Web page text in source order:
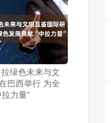
绿色未来与文
巴西举行 为全
力量”